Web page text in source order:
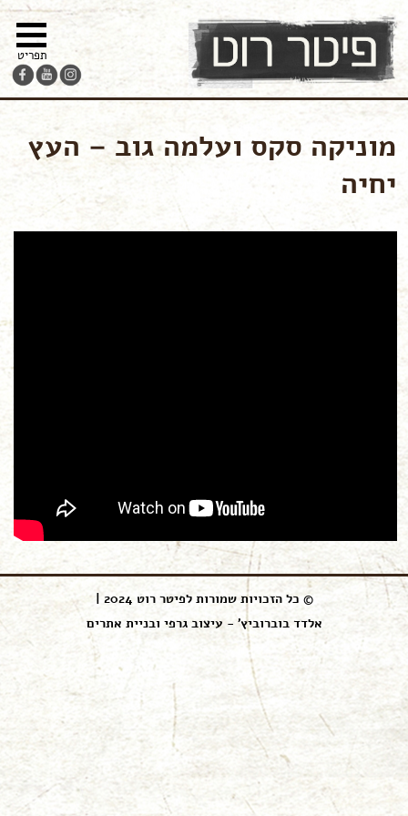
מפת
האתר
הצהרת
נגישות
עבור
לתוכן
צור-קשר
מוניקה סקס ועלמה גוב – העץ
יחיה
© כל הזכויות שמורות לפיטר רוט 2024 |
אלדד בוברוביץ' - עיצוב גרפי ובניית אתרים
תפריט